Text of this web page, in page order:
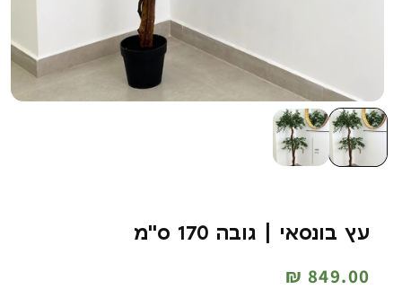
עץ בונסאי | גובה 170 ס''מ
מחיר
849.00 ₪